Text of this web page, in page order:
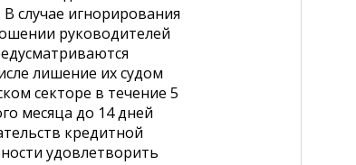
случае игнорирования
руководителей
лишение их судом
секторе в течение 5
месяца до 14 дней
кредитной
удовлетворить